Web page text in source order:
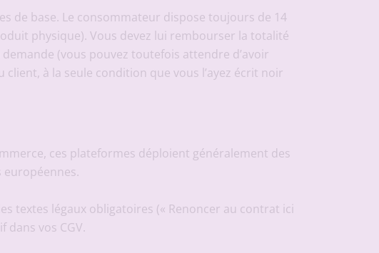
de base. Le consommateur dispose toujours de 14
physique). Vous devez lui rembourser la totalité
(vous pouvez toutefois attendre d’avoir
à la seule condition que vous l’ayez écrit noir
ces plateformes déploient généralement des
textes légaux obligatoires (« Renoncer au contrat ici
vos CGV.